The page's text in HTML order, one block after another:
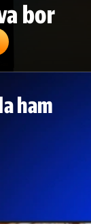
bor
ham